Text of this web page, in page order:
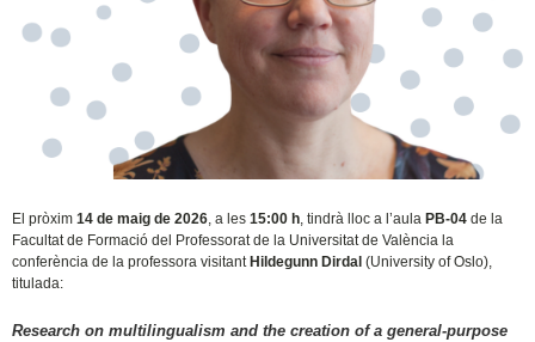
El pròxim14 de maig de 2026, a les15:00 h, tindrà lloc a l’aula PB-04 de la
Facultat de Formació del Professorat de la Universitat de València la
conferència de la professora visitant Hildegunn Dirdal (University of Oslo),
titulada:
Research on multilingualism and the creation of a general-purpose